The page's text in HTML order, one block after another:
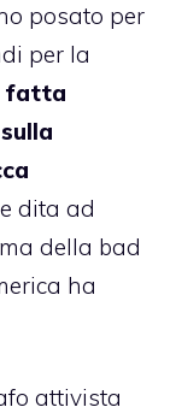
posato per
per la
fatta
dita ad
della bad
ha
attivista